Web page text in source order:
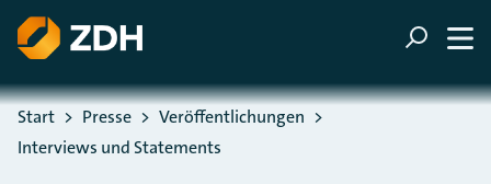
ZUM HAUPTINHALT SPRINGEN
ZUR SUCHE SPRINGEN
Sie befinden sich hier:
Start Presse
Veröffentlichungen
Interviews und Statements